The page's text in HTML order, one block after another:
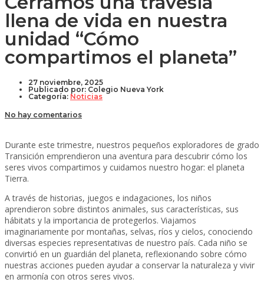
llena de vida en nuestra
unidad “Cómo
compartimos el planeta”
27 noviembre, 2025
Publicado por: Colegio Nueva York
Categoría: Noticias
No hay comentarios
Durante este trimestre, nuestros pequeños exploradores de grado
Transición emprendieron una aventura para descubrir cómo los
seres vivos compartimos y cuidamos nuestro hogar: el planeta
Tierra.
A través de historias, juegos e indagaciones, los niños
aprendieron sobre distintos animales, sus características, sus
hábitats y la importancia de protegerlos. Viajamos
imaginariamente por montañas, selvas, ríos y cielos, conociendo
diversas especies representativas de nuestro país. Cada niño se
convirtió en un guardián del planeta, reflexionando sobre cómo
nuestras acciones pueden ayudar a conservar la naturaleza y vivir
en armonía con otros seres vivos.